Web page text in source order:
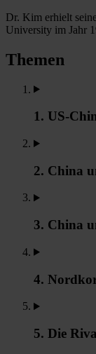
Dr. Kim erhielt
University im Jahr
Themen
1. US-
2. China
3. China
4.
5. Die